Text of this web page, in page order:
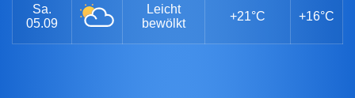
Sa.
05.09
Leicht
bewölkt
+21°C +16°C